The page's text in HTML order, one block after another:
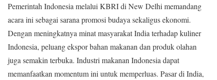
Pemerintah Indonesia melalui KBRI di New Delhi memandang
acara ini sebagai sarana promosi budaya sekaligus ekonomi.
Dengan meningkatnya minat masyarakat India terhadap kuliner
Indonesia, peluang ekspor bahan makanan dan produk olahan
juga semakin terbuka. Industri makanan Indonesia dapat
memanfaatkan momentum ini untuk memperluas. Pasar di India,